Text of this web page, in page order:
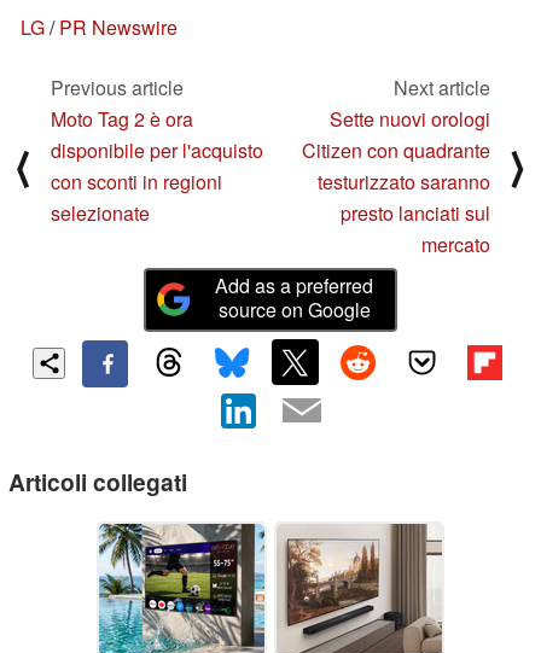
LG/PR Newswire
⟨
Previous article
Moto Tag 2 è ora
disponibile per l'acquisto
con sconti in regioni
selezionate
Next article
Sette nuovi orologi
Citizen con quadrante
testurizzato saranno
presto lanciati sul
mercato
⟩
Add as a preferred
source on Google
Articoli collegati